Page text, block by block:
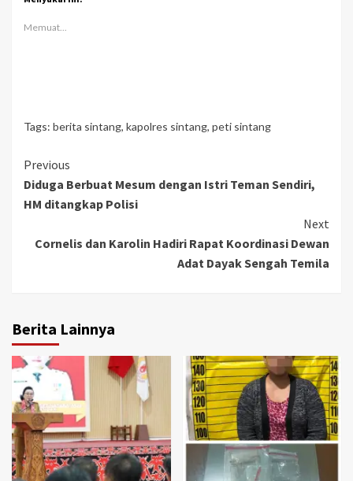
Memuat...
Tags: berita sintang, kapolres sintang, peti sintang
Continue
Reading
Previous
Diduga Berbuat Mesum dengan Istri Teman Sendiri,
HM ditangkap Polisi
Next
Cornelis dan Karolin Hadiri Rapat Koordinasi Dewan
Adat Dayak Sengah Temila
Berita Lainnya